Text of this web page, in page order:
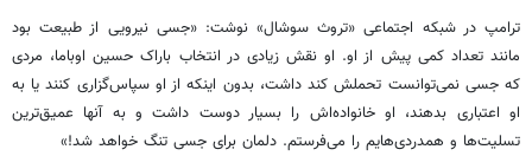
ترامپ در شبکه اجتماعی «تروث سوشال» نوشت: «جسی نیرویی از طبیعت بود
مانند تعداد کمی پیش از او. او نقش زیادی در انتخاب باراک حسین اوباما، مردی
که جسی نمی‌توانست تحملش کند داشت، بدون اینکه از او سپاس‌گزاری کنند یا به
او اعتباری بدهند، او خانواده‌اش را بسیار دوست داشت و به آنها عمیق‌ترین
تسلیت‌ها و همدردی‌هایم را می‌فرستم. دلمان برای جسی تنگ خواهد شد!»